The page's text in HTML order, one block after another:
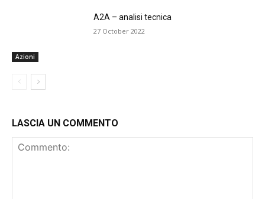
Azioni
A2A – analisi tecnica
27 October 2022
LASCIA UN COMMENTO